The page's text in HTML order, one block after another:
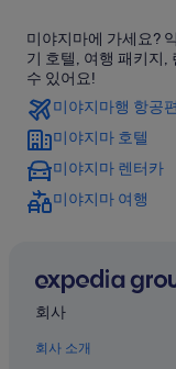
하쓰카이치 히로덴하
하쓰카이치 히로덴미
미야지마 수족관 근처
미야하마 온천 근처 호
하쓰카이치의 료칸
히로시마 이츠카이치
오타케시의 3성급 호
미야지마의 가족 여행
하쓰카이치 호텔
미야지마에 가세요?
기 호텔, 여행 패키지,
수 있어요!
미야지마행 항공편
미야지마 호텔
미야지마 렌터카
미야지마 여행
회사
회사 소개